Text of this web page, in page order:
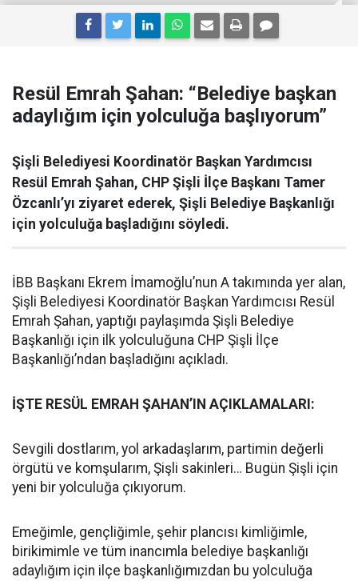
Resül Emrah Şahan: “Belediye başkan
adaylığım için yolculuğa başlıyorum”
Şişli Belediyesi Koordinatör Başkan Yardımcısı
Resül Emrah Şahan, CHP Şişli İlçe Başkanı Tamer
Özcanlı’yı ziyaret ederek, Şişli Belediye Başkanlığı
için yolculuğa başladığını söyledi.
İBB Başkanı Ekrem İmamoğlu’nun A takımında yer alan,
Şişli Belediyesi Koordinatör Başkan Yardımcısı Resül
Emrah Şahan, yaptığı paylaşımda Şişli Belediye
Başkanlığı için ilk yolculuğuna CHP Şişli İlçe
Başkanlığı’ndan başladığını açıkladı.
İŞTE RESÜL EMRAH ŞAHAN’IN AÇIKLAMALARI:
Sevgili dostlarım, yol arkadaşlarım, partimin değerli
örgütü ve komşularım, Şişli sakinleri… Bugün Şişli için
yeni bir yolculuğa çıkıyorum.
Emeğimle, gençliğimle, şehir plancısı kimliğimle,
birikimimle ve tüm inancımla belediye başkanlığı
adaylığım için ilçe başkanlığımızdan bu yolculuğa